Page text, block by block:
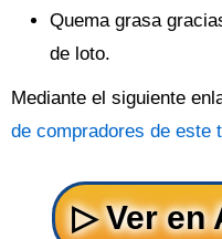
Quema grasa
de loto.
Mediante el siguiente
de compradores de este